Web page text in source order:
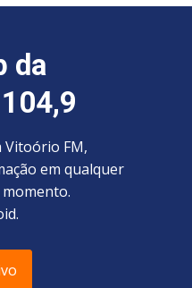
da
Vitoório FM,
em qualquer